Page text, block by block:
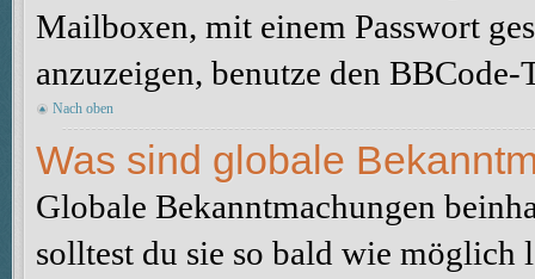
Mailboxen, mit einem Passwort
anzuzeigen, benutze den
Nach oben
Was sind globale
Globale Bekanntmachungen
solltest du sie so bald wie möglich